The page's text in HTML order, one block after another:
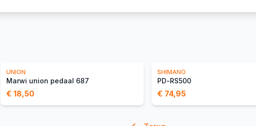
UNION
Marwi union pedaal 687
€ 18,50
SHIMANO
PD-RS500
€ 74,95